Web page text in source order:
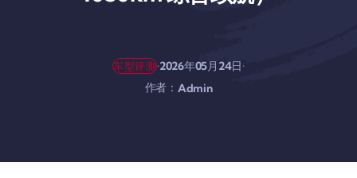
车型评测·2026年05月24日·
作者： Admin